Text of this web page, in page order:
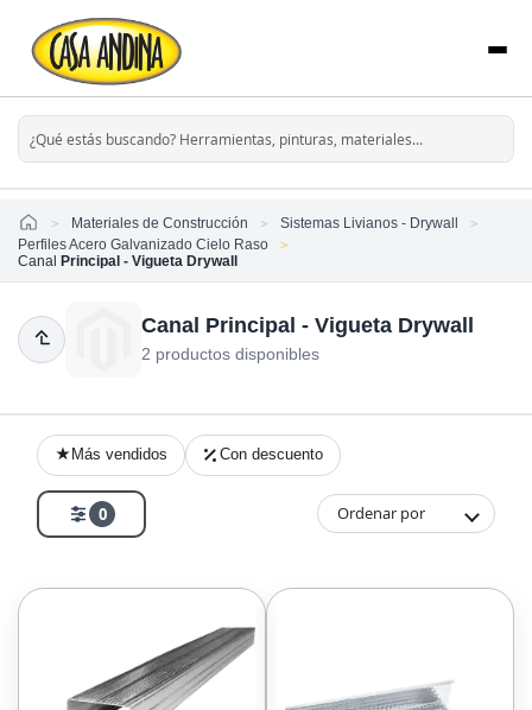
HomeMateriales de Construcción
Sistemas Livianos - Drywall
Perfiles Acero Galvanizado Cielo Raso
Canal Principal - Vigueta Drywall
Canal Principal - Vigueta Drywall
2 productos disponibles
Más vendidos Con descuento
0 Ordenar por